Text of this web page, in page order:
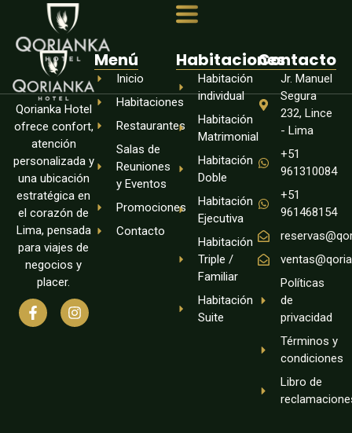
Qorianka Hotel
ofrece confort,
atención
personalizada y
una ubicación
estratégica en
el corazón de
Lima, pensada
para viajes de
negocios y
placer.
Menú
Inicio
Habitaciones
Restaurantes
Salas de
Reuniones
y Eventos
Promociones
Contacto
Habitaciones
Habitación
individual
Habitación
Matrimonial
Habitación
Doble
Habitación
Ejecutiva
Habitación
Triple /
Familiar
Habitación
Suite
Contacto
Jr. Manuel
Segura
232, Lince
- Lima
+51
961310084
+51
961468154
Políticas
de
privacidad
Términos y
condiciones
Libro de